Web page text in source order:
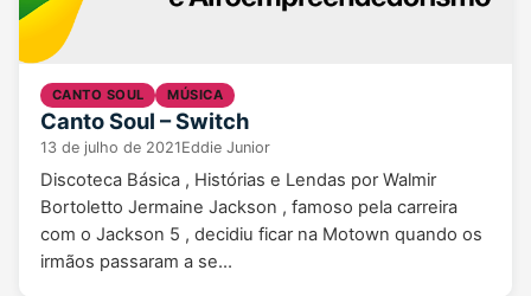
CANTO SOUL MÚSICA
Canto Soul – Switch
13 de julho de 2021Eddie Junior
Discoteca Básica , Histórias e Lendas por Walmir
Bortoletto Jermaine Jackson , famoso pela carreira
com o Jackson 5 , decidiu ficar na Motown quando os
irmãos passaram a se…